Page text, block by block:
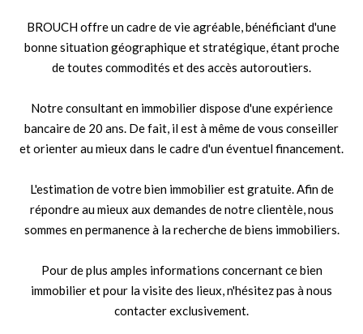
BROUCH offre un cadre de vie agréable, bénéficiant d'une
bonne situation géographique et stratégique, étant proche
de toutes commodités et des accès autoroutiers.
Notre consultant en immobilier dispose d'une expérience
bancaire de 20 ans. De fait, il est à même de vous conseiller
et orienter au mieux dans le cadre d'un éventuel financement.
L'estimation de votre bien immobilier est gratuite. Afin de
répondre au mieux aux demandes de notre clientèle, nous
sommes en permanence à la recherche de biens immobiliers.
Pour de plus amples informations concernant ce bien
immobilier et pour la visite des lieux, n'hésitez pas à nous
contacter exclusivement.